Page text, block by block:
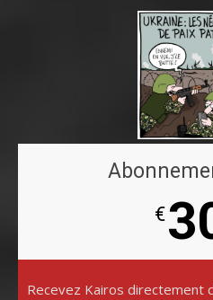
€
Recevez Kairos directement